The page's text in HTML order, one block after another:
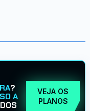
?
A
VEJA OS
PLANOS